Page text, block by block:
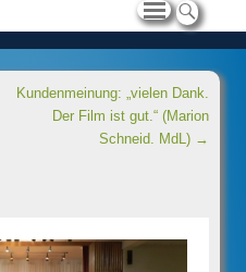
Kundenmeinung: „vielen Dank.
Der Film ist gut.“ (Marion
Schneid. MdL) →